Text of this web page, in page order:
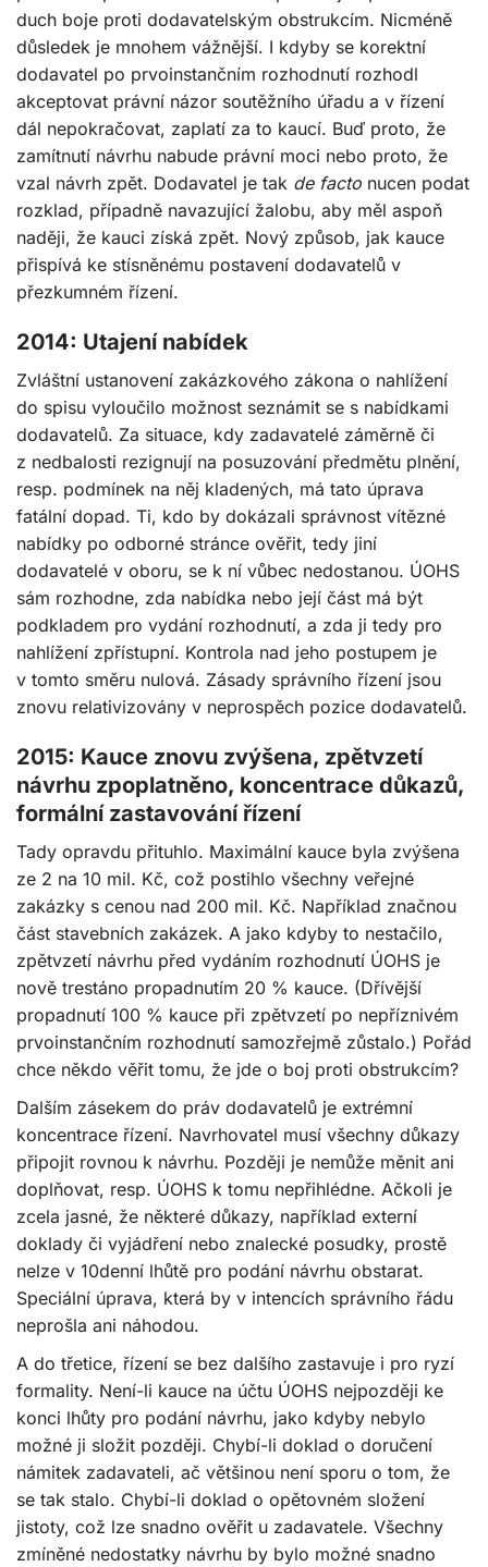
duch boje proti dodavatelským obstrukcím. Nicméně
důsledek je mnohem vážnější. I kdyby se korektní
dodavatel po prvoinstančním rozhodnutí rozhodl
akceptovat právní názor soutěžního úřadu a v řízení
dál nepokračovat, zaplatí za to kaucí. Buď proto, že
zamítnutí návrhu nabude právní moci nebo proto, že
vzal návrh zpět. Dodavatel je tak de facto nucen podat
rozklad, případně navazující žalobu, aby měl aspoň
naději, že kauci získá zpět. Nový způsob, jak kauce
přispívá ke stísněnému postavení dodavatelů v
přezkumném řízení.
2014: Utajení nabídek
Zvláštní ustanovení zakázkového zákona o nahlížení
do spisu vyloučilo možnost seznámit se s nabídkami
dodavatelů. Za situace, kdy zadavatelé záměrně či
z nedbalosti rezignují na posuzování předmětu plnění,
resp. podmínek na něj kladených, má tato úprava
fatální dopad. Ti, kdo by dokázali správnost vítězné
nabídky po odborné stránce ověřit, tedy jiní
dodavatelé v oboru, se k ní vůbec nedostanou. ÚOHS
sám rozhodne, zda nabídka nebo její část má být
podkladem pro vydání rozhodnutí, a zda ji tedy pro
nahlížení zpřístupní. Kontrola nad jeho postupem je
v tomto směru nulová. Zásady správního řízení jsou
znovu relativizovány v neprospěch pozice dodavatelů.
2015: Kauce znovu zvýšena, zpětvzetí
návrhu zpoplatněno, koncentrace důkazů,
formální zastavování řízení
Tady opravdu přituhlo. Maximální kauce byla zvýšena
ze 2 na 10 mil. Kč, což postihlo všechny veřejné
zakázky s cenou nad 200 mil. Kč. Například značnou
část stavebních zakázek. A jako kdyby to nestačilo,
zpětvzetí návrhu před vydáním rozhodnutí ÚOHS je
nově trestáno propadnutím 20 % kauce. (Dřívější
propadnutí 100 % kauce při zpětvzetí po nepříznivém
prvoinstančním rozhodnutí samozřejmě zůstalo.) Pořád
chce někdo věřit tomu, že jde o boj proti obstrukcím?
Dalším zásekem do práv dodavatelů je extrémní
koncentrace řízení. Navrhovatel musí všechny důkazy
připojit rovnou k návrhu. Později je nemůže měnit ani
doplňovat, resp. ÚOHS k tomu nepřihlédne. Ačkoli je
zcela jasné, že některé důkazy, například externí
doklady či vyjádření nebo znalecké posudky, prostě
nelze v 10denní lhůtě pro podání návrhu obstarat.
Speciální úprava, která by v intencích správního řádu
neprošla ani náhodou.
A do třetice, řízení se bez dalšího zastavuje i pro ryzí
formality. Není-li kauce na účtu ÚOHS nejpozději ke
konci lhůty pro podání návrhu, jako kdyby nebylo
možné ji složit později. Chybí-li doklad o doručení
námitek zadavateli, ač většinou není sporu o tom, že
se tak stalo. Chybí-li doklad o opětovném složení
jistoty, což lze snadno ověřit u zadavatele. Všechny
zmíněné nedostatky návrhu by bylo možné snadno